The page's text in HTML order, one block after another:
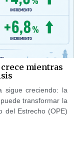
crece mientras
sigue creciendo: la
transformar la
del Estrecho (OPE)